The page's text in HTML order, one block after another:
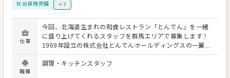
社会保険完備
＋7
仕事
今回、北海道生まれの和食レストラン「とんでん」を一緒
に盛り上げてくれるスタッフを群馬エリアで募集します！
1969年設立の株式会社とんでんホールディングスの一翼を
担うとんでん株式会社が運営しており、安定感は抜群で
す。 お届けするのは、旬の鮮魚を素材としたこだわりの和
職種
調理・キッチンスタッフ